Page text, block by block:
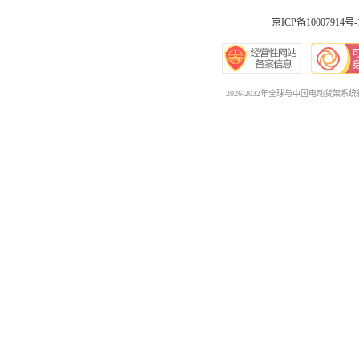
京ICP备10007914号-
2026-2032年全球与中国电动货架系